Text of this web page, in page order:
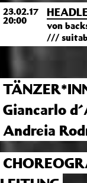
23.02.17
20:00
von
///
Giancarlo
Andreia